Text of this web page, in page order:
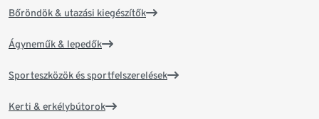
Bőröndök & utazási kiegészítők
Ágyneműk & lepedők
Sporteszközök és sportfelszerelések
Kerti & erkélybútorok